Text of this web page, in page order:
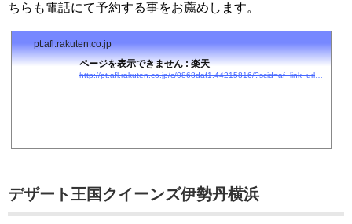
ちらも電話にて予約する事をお薦めします。
pt.afl.rakuten.co.jp
ページを表示できません : 楽天
http://pt.afl.rakuten.co.jp/c/0868daf1.44215816/?scid=af_link_urltxt&#038;#038;url=http://kanko.travel.rakuten.co.jp/kanagawa/1401/?cid=tr_af_1631
デザート王国クイーンズ伊勢丹横浜